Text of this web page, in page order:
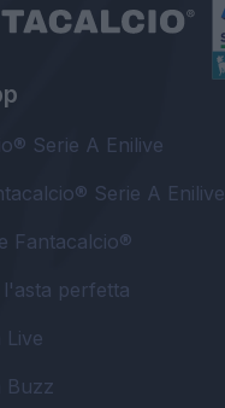
Serie A Enilive
Serie A Enilive
Fantacalcio®
perfetta
Live
Buzz